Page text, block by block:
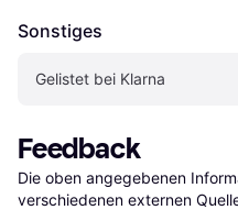
Sonstiges
Gelistet bei Klarna
Feedback
Die oben angegebenen
verschiedenen externen